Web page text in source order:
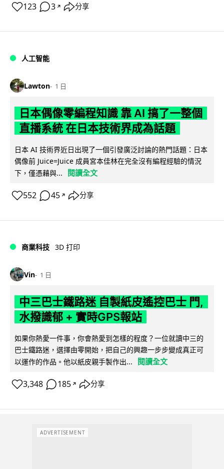
123 3 ↗ 分享
人工智能
Lawton 1 日
日本偶像零編程知識 靠 AI 搞了一整個
直播系統 在日本技術界成為話題
日本 AI 技術界近日出現了一個引發廣泛討論的熱門話題：日本
偶像前 Juice=Juice 成員宮本佳林在完全沒有編程經驗的情況
下，僅憑藉與...
閱讀全文
552 45 ↗ 分享
商業科技 3D 打印
Vin 1 日
中三巴士鐵路迷 自製紙皮遙控巴士 門,
水撥識郁 + 實時GPS報站
如果你熱愛一件事，你會熱愛到怎樣的程度？一位就讀中三的
巴士鐵路迷，選擇由零開始，把自己的興趣一步步變成真正可
以運作的作品。他以紙皮親手製作出...
閱讀全文
3,348 185 ↗ 分享
ADVERTISEMENT